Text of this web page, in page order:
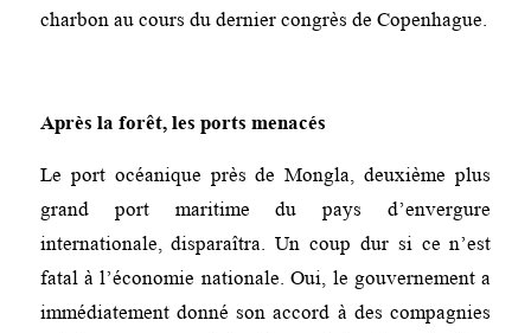
charbon au cours du dernier congrès de Copenhague.
Après la forêt, les ports menacés
Le port océanique près de Mongla, deuxième plus
grand port maritime du pays d’envergure
internationale, disparaîtra. Un coup dur si ce n’est
fatal à l’économie nationale. Oui, le gouvernement a
immédiatement donné son accord à des compagnies